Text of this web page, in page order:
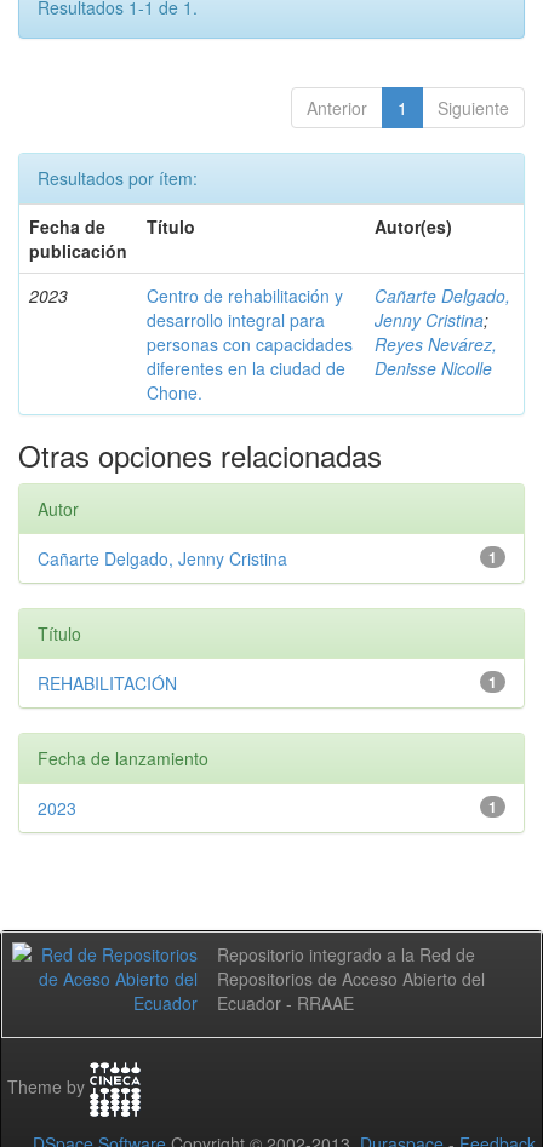
Resultados 1-1 de 1.
Anterior 1 Siguiente
Resultados por ítem:
Fecha de
publicación
Título Autor(es)
2023
Centro de rehabilitación y
desarrollo integral para
personas con capacidades
diferentes en la ciudad de
Chone.
Cañarte Delgado,
Jenny Cristina;
Reyes Nevárez,
Denisse Nicolle
Otras opciones relacionadas
Autor
1
Cañarte Delgado, Jenny Cristina
Título
1
REHABILITACIÓN
Fecha de lanzamiento
1
2023
Repositorio integrado a la Red de
Repositorios de Acceso Abierto del
Ecuador - RRAAE
Theme by